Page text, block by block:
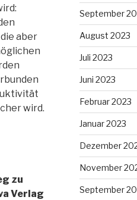
aber
wird.
zu
Verlag
September
August 2023
Juli 2023
Juni 2023
Februar 2023
Januar 2023
Dezember
November
September